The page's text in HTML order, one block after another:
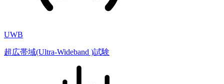
UWB
超広帯域(Ultra-Wideband )試験